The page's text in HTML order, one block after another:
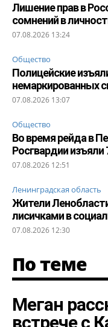
Лишение прав в
сомнений в
07.08.2026 13:24
Общество
Полицейские
немаркированных
07.08.2026 13:07
Общество
Во время рейда в
Росгвардии
07.08.2026 12:51
Ленинградская область
Жители
лисичками в
07.08.2026 12:30
По теме
Меган
встрече с